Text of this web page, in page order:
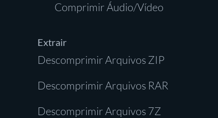
Comprimir Áudio/Vídeo
Extrair
Descomprimir Arquivos ZIP
Descomprimir Arquivos RAR
Descomprimir Arquivos 7Z